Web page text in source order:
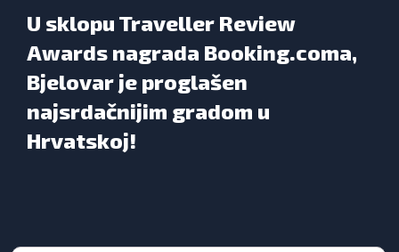
U sklopu Traveller Review
Awards nagrada Booking.coma,
Bjelovar je proglašen
najsrdačnijim gradom u
Hrvatskoj!